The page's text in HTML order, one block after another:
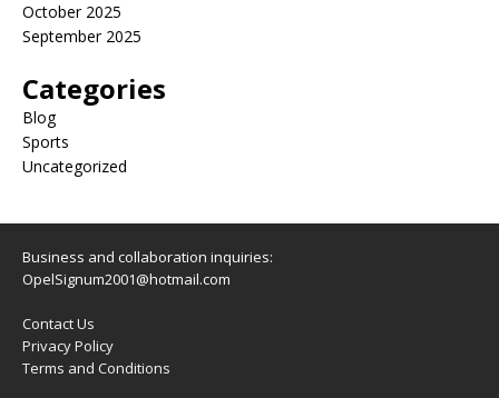
October 2025
September 2025
Categories
Blog
Sports
Uncategorized
Business and collaboration inquiries:
OpelSignum2001@hotmail.com
Contact Us
Privacy Policy
Terms and Conditions